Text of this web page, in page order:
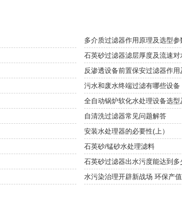
多介质过滤器作用原理及选型参
石英砂过滤器滤层厚度及流速对
反渗透设备前置保安过滤器作用
污水和废水终端过滤有哪些设备
全自动锅炉软化水处理设备选型
自清洗过滤器常见问题解答
安装水处理器的必要性(上）
石英砂/锰砂水处理滤料
石英砂过滤器出水污度能达到多
水污染治理开辟新战场 环保产